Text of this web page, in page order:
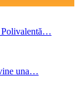
Polivalentă…
una…